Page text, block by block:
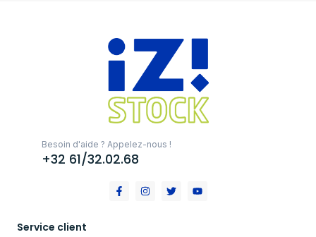
Besoin d'aide ? Appelez-nous !
+32 61/32.02.68
Service client